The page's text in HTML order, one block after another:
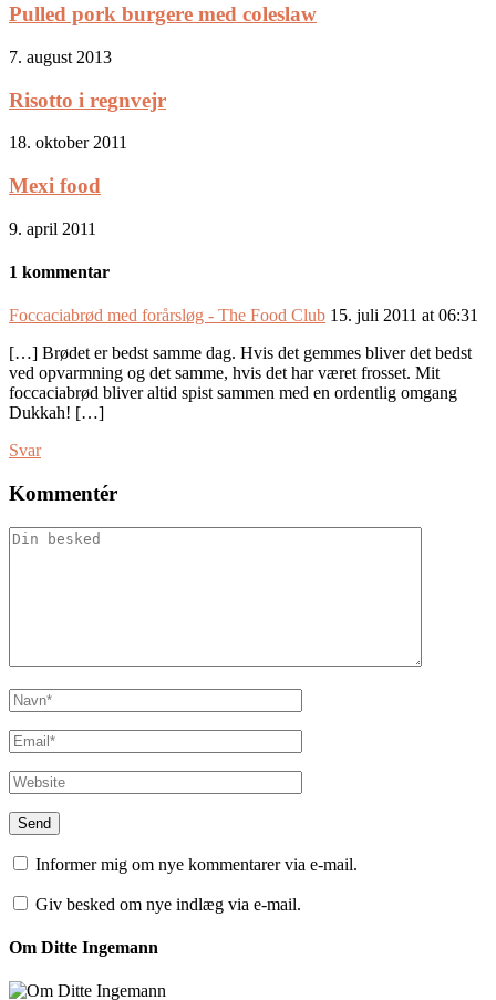
Pulled pork burgere med coleslaw
7. august 2013
Risotto i regnvejr
18. oktober 2011
Mexi food
9. april 2011
1 kommentar
Foccaciabrød med forårsløg - The Food Club 15. juli 2011 at 06:31
[…] Brødet er bedst samme dag. Hvis det gemmes bliver det bedst
ved opvarmning og det samme, hvis det har været frosset. Mit
foccaciabrød bliver altid spist sammen med en ordentlig omgang
Dukkah! […]
Svar
Kommentér
Informer mig om nye kommentarer via e-mail.
Giv besked om nye indlæg via e-mail.
Om Ditte Ingemann